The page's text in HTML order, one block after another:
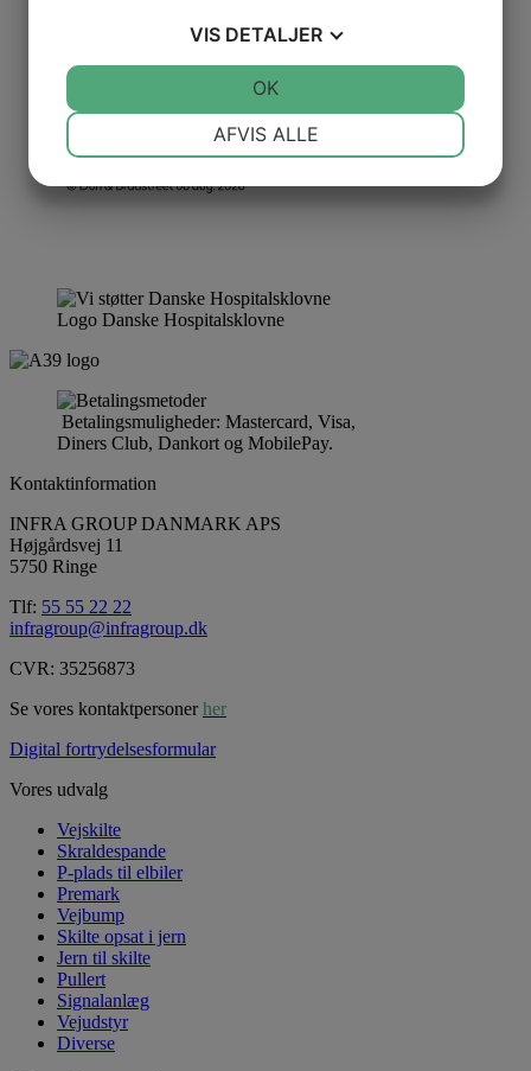
Logo Danske Hospitalsklovne
Betalingsmuligheder: Mastercard, Visa,
Diners Club, Dankort og MobilePay.
Kontaktinformation
INFRA GROUP DANMARK APS
Højgårdsvej 11
5750 Ringe
Tlf: 55 55 22 22
infragroup@infragroup.dk
CVR: 35256873
Se vores kontaktpersoner her
Digital fortrydelsesformular
Vores udvalg
Vejskilte
Skraldespande
P-plads til elbiler
Premark
Vejbump
Skilte opsat i jern
Jern til skilte
Pullert
Signalanlæg
Vejudstyr
Diverse
VIS DETALJER
AFVIS ALLE
OK